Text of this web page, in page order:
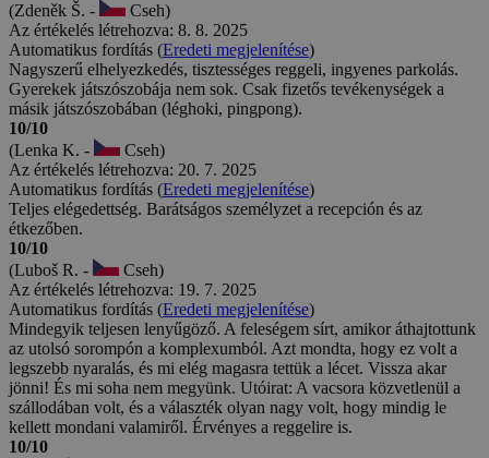
(Zdeněk Š. -
Cseh)
Az értékelés létrehozva: 8. 8. 2025
Automatikus fordítás (Eredeti megjelenítése)
Nagyszerű elhelyezkedés, tisztességes reggeli, ingyenes parkolás.
Gyerekek játszószobája nem sok. Csak fizetős tevékenységek a
másik játszószobában (léghoki, pingpong).
10/10
(Lenka K. -
Cseh)
Az értékelés létrehozva: 20. 7. 2025
Automatikus fordítás (Eredeti megjelenítése)
Teljes elégedettség. Barátságos személyzet a recepción és az
étkezőben.
10/10
(Luboš R. -
Cseh)
Az értékelés létrehozva: 19. 7. 2025
Automatikus fordítás (Eredeti megjelenítése)
Mindegyik teljesen lenyűgöző. A feleségem sírt, amikor áthajtottunk
az utolsó sorompón a komplexumból. Azt mondta, hogy ez volt a
legszebb nyaralás, és mi elég magasra tettük a lécet. Vissza akar
jönni! És mi soha nem megyünk. Utóirat: A vacsora közvetlenül a
szállodában volt, és a választék olyan nagy volt, hogy mindig le
kellett mondani valamiről. Érvényes a reggelire is.
10/10